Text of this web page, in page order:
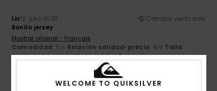
Lin12. julio 2026
Compra verificada
Bonito jersey
Mostrar original - Français
Comodidad: 5/5 Relación calidad-precio: 4/5 Talla:
Demasiado grandeMaterial: 5/5 Color: 5/5
Recomiendo este producto
WELCOME TO QUIKSILVER